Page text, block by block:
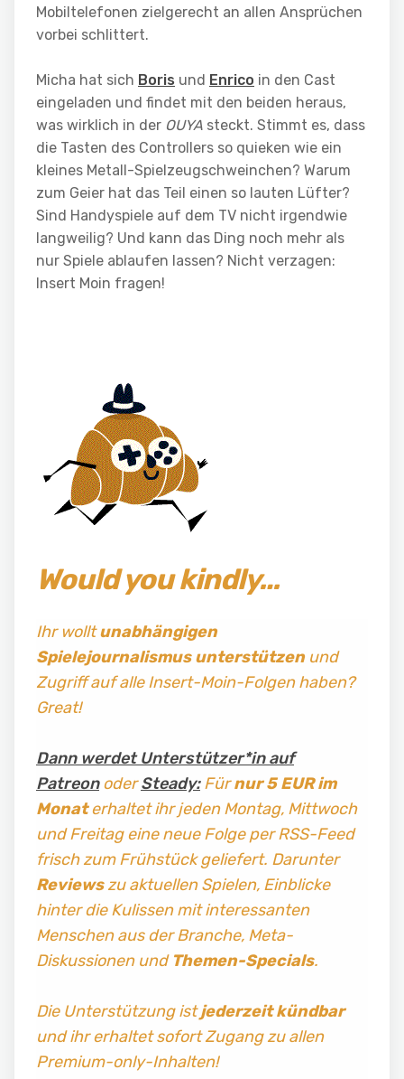
Mobiltelefonen zielgerecht an allen Ansprüchen
vorbei schlittert.
Micha hat sich Boris und Enrico in den Cast
eingeladen und findet mit den beiden heraus,
was wirklich in der OUYA steckt. Stimmt es, dass
die Tasten des Controllers so quieken wie ein
kleines Metall-Spielzeugschweinchen? Warum
zum Geier hat das Teil einen so lauten Lüfter?
Sind Handyspiele auf dem TV nicht irgendwie
langweilig? Und kann das Ding noch mehr als
nur Spiele ablaufen lassen? Nicht verzagen:
Insert Moin fragen!
Would you kindly…
Ihr wolltunabhängigen
Spielejournalismus unterstützenund
Zugriff auf alle Insert-Moin-Folgen haben?
Great!
Dann werdet Unterstützer*in auf
PatreonoderSteady:Fürnur 5 EUR im
Monaterhaltet ihr jeden Montag, Mittwoch
und Freitag eine neue Folge per RSS-Feed
frisch zum Frühstück geliefert. Darunter
Reviewszu aktuellen Spielen, Einblicke
hinter die Kulissen mit interessanten
Menschen aus der Branche, Meta-
Diskussionen und Themen-Specials.
Die Unterstützung istjederzeit kündbar
und ihr erhaltet sofort Zugang zu allen
Premium-only-Inhalten!